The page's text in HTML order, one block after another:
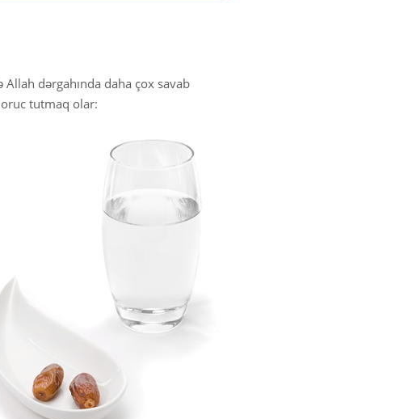
dərgahında daha çox savab
tutmaq olar: